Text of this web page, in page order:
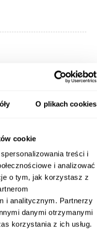
O plikach cookies
cookie
treści i
i analizować
o tym, jak korzystasz z
i analitycznym. Partnerzy
danymi otrzymanymi
korzystania z ich usług.
Zobacz więcej >
również